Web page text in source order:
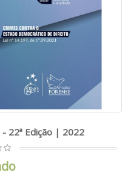
22ª Edição | 2022